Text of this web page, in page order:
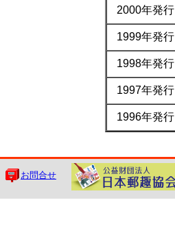
2000年発行
1999年発行
1998年発行
1997年発行
1996年発行
お問合せ